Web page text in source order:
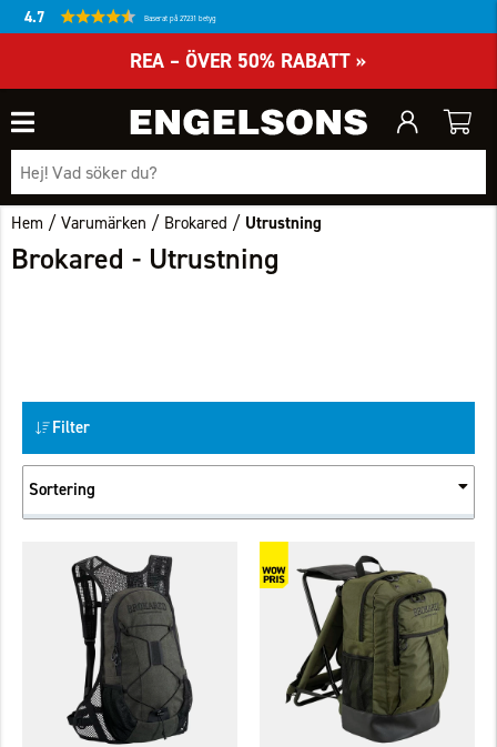
4.7 Baserat på 27231 betyg
REA – ÖVER 50% RABATT »
Hem /Varumärken / Brokared / Utrustning
Brokared - Utrustning
Filter
Sortering